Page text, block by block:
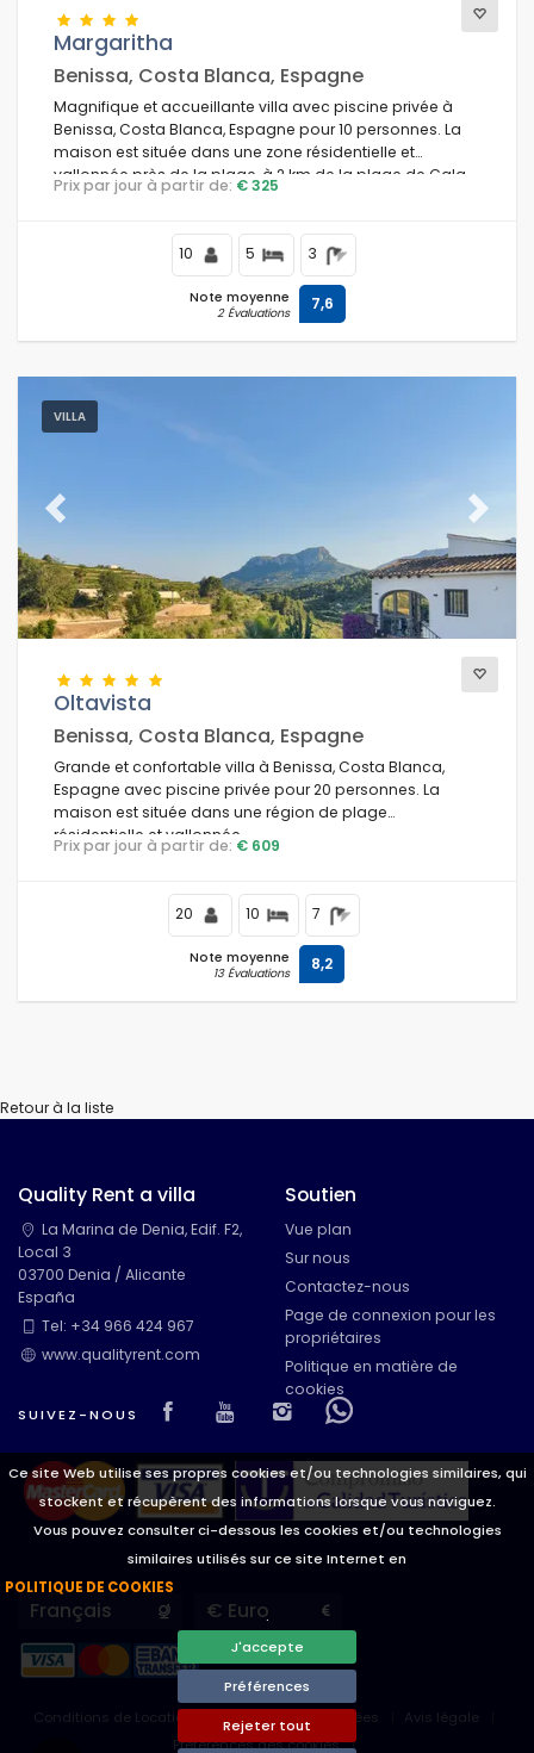
Ce site Web utilise ses propres cookies et/ou technologies similaires, qui
stockent et récupèrent des informations lorsque vous naviguez.
Vous pouvez consulter ci-dessous les cookies et/ou technologies
similaires utilisés sur ce site Internet en
POLITIQUE DE COOKIES
.
J'accepte
Préférences
Rejeter tout
Margaritha
Benissa, Costa Blanca, Espagne
Magnifique et accueillante villa avec piscine privée à
Benissa, Costa Blanca, Espagne pour 10 personnes. La
maison est située dans une zone résidentielle et
vallonnée près de la plage, à 2 km de la plage de Cala
Baladrar et à 5 km de Moraira.
Prix par jour à partir de: € 325
10 5 3
Note moyenne
2 Évaluations 7,6
VILLA
Previous Next
Oltavista
Benissa, Costa Blanca, Espagne
Grande et confortable villa à Benissa, Costa Blanca,
Espagne avec piscine privée pour 20 personnes. La
maison est située dans une région de plage
résidentielle et vallonnée.
Prix par jour à partir de: € 609
20 10 7
Note moyenne
13 Évaluations 8,2
Retour à la liste
Quality Rent a villa
La Marina de Denia, Edif. F2,
Local 3
03700 Denia / Alicante
España
Tel: +34 966 424 967
www.qualityrent.com
SUIVEZ-NOUS Visit our Facebook page
Visit our youtube page
Visit our isntagram
Visit our
Soutien
Vue plan
Sur nous
Contactez-nous
Page de connexion pour les
propriétaires
Politique en matière de
cookies
Languages Currencies
Conditions de Location Protection de données
Avis légale
Préférences des cookies